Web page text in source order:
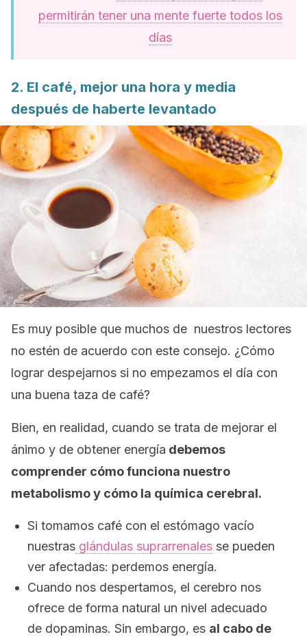
permitirán tener una mente fuerte todos los
días
2. El café, mejor una hora y media
después de haberte levantado
Es muy posible que muchos de nuestros lectores
no estén de acuerdo con este consejo. ¿Cómo
lograr despejarnos si no empezamos el día con
una buena taza de café?
Bien, en realidad, cuando se trata de mejorar el
ánimo y de obtener energía debemos
comprender cómo funciona nuestro
metabolismo y cómo la química cerebral.
Si tomamos café con el estómago vacío
nuestras glándulas suprarrenales se pueden
ver afectadas: perdemos energía.
Cuando nos despertamos, el cerebro nos
ofrece de forma natural un nivel adecuado
de dopaminas. Sin embargo, es al cabo de